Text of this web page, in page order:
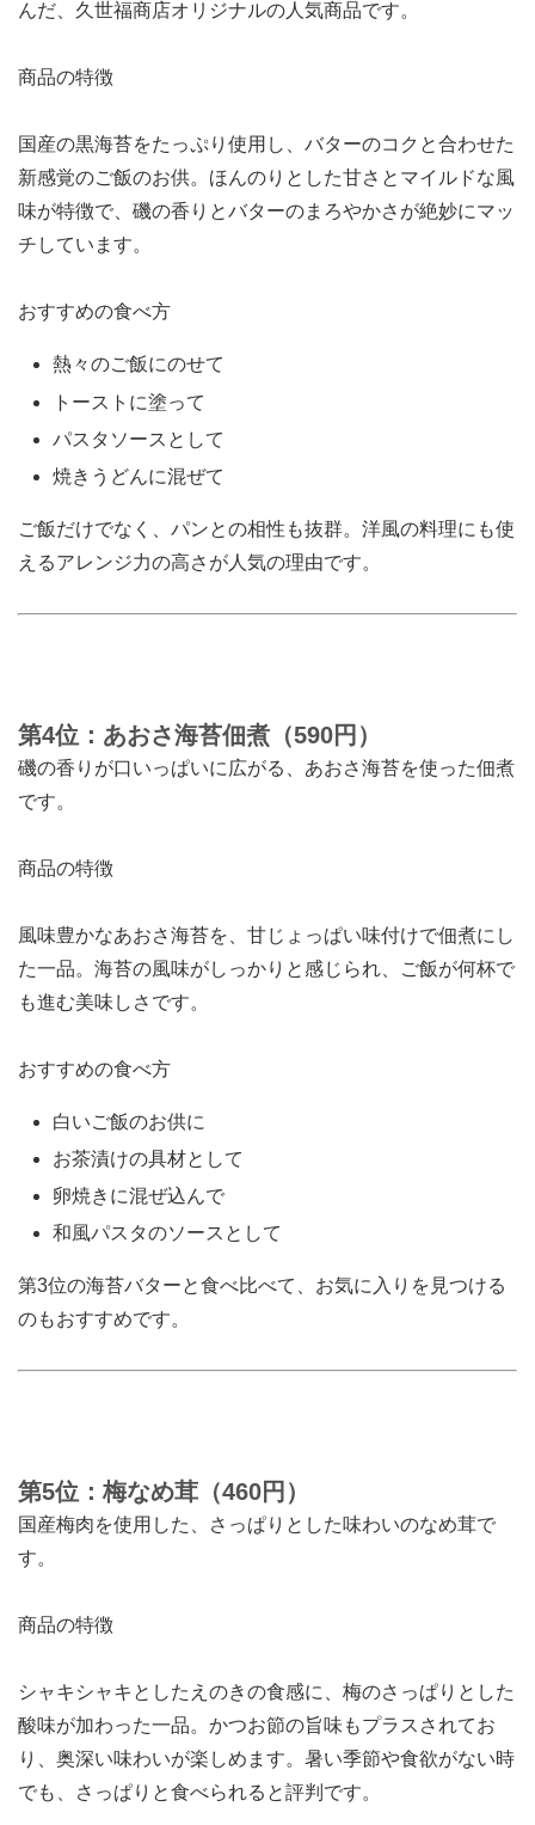
んだ、久世福商店オリジナルの人気商品です。
商品の特徴
国産の黒海苔をたっぷり使用し、バターのコクと合わせた
新感覚のご飯のお供。ほんのりとした甘さとマイルドな風
味が特徴で、磯の香りとバターのまろやかさが絶妙にマッ
チしています。
おすすめの食べ方
熱々のご飯にのせて
トーストに塗って
パスタソースとして
焼きうどんに混ぜて
ご飯だけでなく、パンとの相性も抜群。洋風の料理にも使
えるアレンジ力の高さが人気の理由です。
第4位：あおさ海苔佃煮（590円）
磯の香りが口いっぱいに広がる、あおさ海苔を使った佃煮
です。
商品の特徴
風味豊かなあおさ海苔を、甘じょっぱい味付けで佃煮にし
た一品。海苔の風味がしっかりと感じられ、ご飯が何杯で
も進む美味しさです。
おすすめの食べ方
白いご飯のお供に
お茶漬けの具材として
卵焼きに混ぜ込んで
和風パスタのソースとして
第3位の海苔バターと食べ比べて、お気に入りを見つける
のもおすすめです。
第5位：梅なめ茸（460円）
国産梅肉を使用した、さっぱりとした味わいのなめ茸で
す。
商品の特徴
シャキシャキとしたえのきの食感に、梅のさっぱりとした
酸味が加わった一品。かつお節の旨味もプラスされてお
り、奥深い味わいが楽しめます。暑い季節や食欲がない時
でも、さっぱりと食べられると評判です。